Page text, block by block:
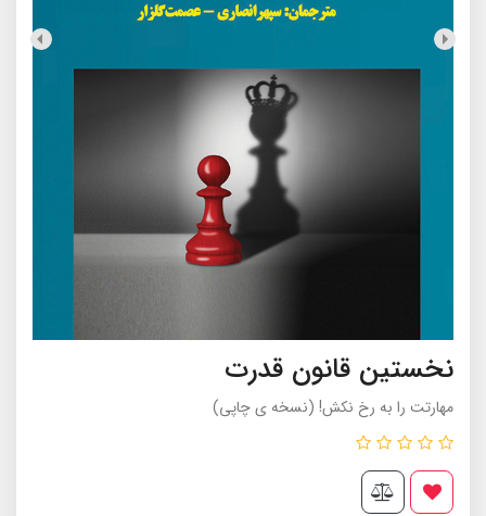
نخستین قانون قدرت
مهارتت را به رخ نکش! (نسخه ی چاپی)